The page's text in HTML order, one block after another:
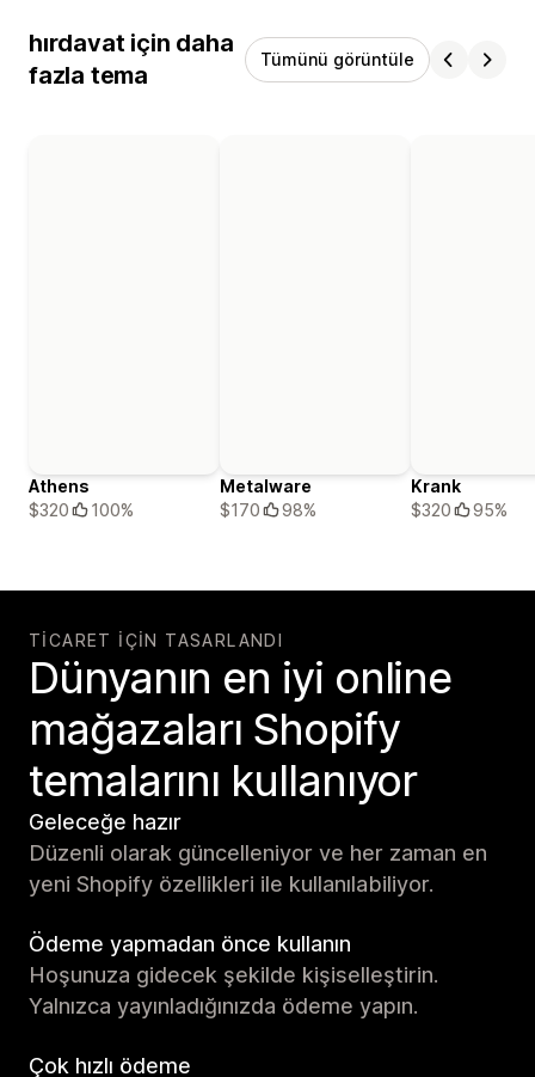
hırdavat için daha
fazla tema
Tümünü görüntüle
Athens
$320
100%
Metalware
$170
98%
Krank
$320
95%
TICARET IÇIN TASARLANDI
Dünyanın en iyi online
mağazaları Shopify
temalarını kullanıyor
Geleceğe hazır
Düzenli olarak güncelleniyor ve her zaman en
yeni Shopify özellikleri ile kullanılabiliyor.
Ödeme yapmadan önce kullanın
Hoşunuza gidecek şekilde kişiselleştirin.
Yalnızca yayınladığınızda ödeme yapın.
Çok hızlı ödeme